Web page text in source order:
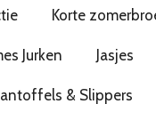
Korte
Jurken Jasjes
& Slippers